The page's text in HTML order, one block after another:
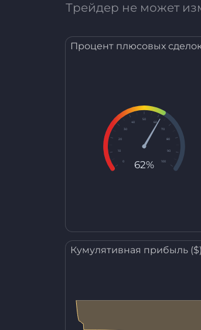
Трейдер не может
Процент плюсовых
0
10
20
30
40
50
60
70
80
90
100
62%
Кумулятивная прибыль ($)